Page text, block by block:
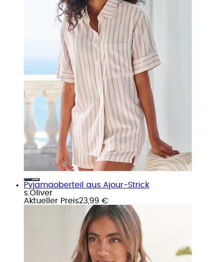
Pyjamaoberteil aus Ajour-Strick
s.Oliver
Aktueller Preis23,99 €